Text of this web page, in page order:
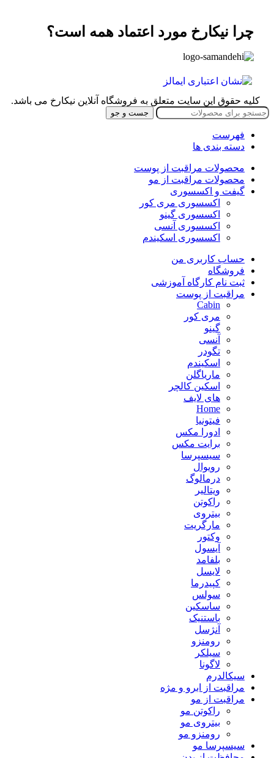
چرا نیکارخ مورد اعتماد همه است؟
کلیه حقوق این سایت متعلق به فروشگاه آنلاین نیکارخ می باشد.
جست و جو
فهرست
دسته بندی ها
محصولات مراقبت از پوست
محصولات مراقبت از مو
گیفت و اکسسوری
اکسسوری مری کور
اکسسوری گینو
اکسسوری آنسی
اکسسوری اسکیندم
حساب کاربری من
فروشگاه
ثبت نام کارگاه آموزشی
مراقبت از پوست
Cabin
مری کور
گینو
آنسی
تگودر
اسکیندم
ماریاگلن
اسکین کالچر
های لایف
Home
فیتونیا
ادورا مکس
برایت مکس
سیسپرسا
رویوال
درمالوگ
ویتالیر
راکوتن
بیتروی
مارگریت
وکتور
آیسول
بلفامد
لایسل
کپیدرما
سولس
ساسکین
باستنیک
آنژسل
رومنزو
سیلکر
لاگونا
سیکالدرم
مراقبت از ابرو و مژه
مراقبت از مو
راکوتن مو
بیتروی مو
رومنزو مو
سیسپرسا مو